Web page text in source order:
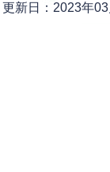
更新日：2023年03